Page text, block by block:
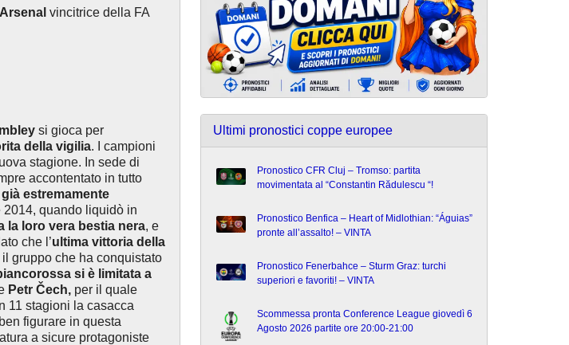
Arsenal vincitrice della FA
si gioca per
della vigilia. I campioni
stagione. In sede di
accontentato in tutto
estremamente
2014, quando liquidò in
la loro vera bestia nera, e
che l’ultima vittoria della
il gruppo che ha conquistato
si è limitata a
Petr Čech, per il quale
11 stagioni la casacca
figurare in questa
a sicure protagoniste
Ultimi pronostici coppe europee
Pronostico CFR Cluj – Tromso: partita
movimentata al “Constantin Rădulescu “!
Pronostico Benfica – Heart of Midlothian: “Águias”
pronte all’assalto! – VINTA
Pronostico Fenerbahce – Sturm Graz: turchi
superiori e favoriti! – VINTA
Scommessa pronta Conference League giovedì 6
Agosto 2026 partite ore 20:00-21:00